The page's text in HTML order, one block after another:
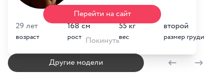
Перейти на сайт
Покинуть
29 лет
возраст
168 см
рост
55 кг
вес
второй
размер груди
Другие модели Назад Вперед